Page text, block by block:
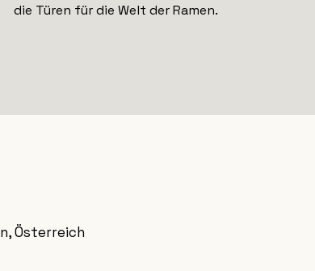
die Türen für die Welt der Ramen.
Österreich